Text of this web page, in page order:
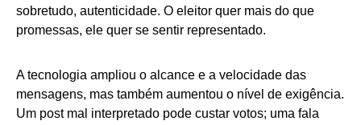
sobretudo, autenticidade. O eleitor quer mais do que
promessas, ele quer se sentir representado.
A tecnologia ampliou o alcance e a velocidade das
mensagens, mas também aumentou o nível de exigência.
Um post mal interpretado pode custar votos; uma fala